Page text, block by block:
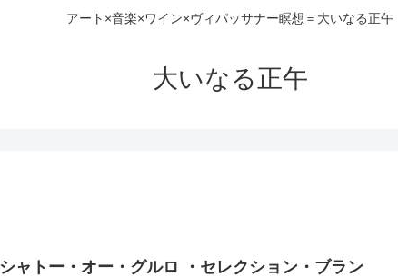
アート×音楽×ワイン×ヴィパッサナー瞑想＝大いなる正午
大いなる正午
シャトー・オー・グルロ ・セレクション・ブラン